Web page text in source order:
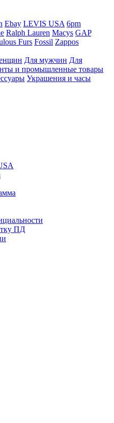
Ebay LEVIS USA 6pm
Ralph Lauren Macys GAP
Furs Fossil Zappos
Для мужчин Для
и промышленные товары
Украшения и часы
ПД